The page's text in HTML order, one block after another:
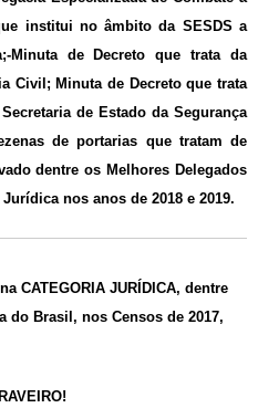
institui no âmbito da SESDS a
Minuta de Decreto que trata da
Civil; Minuta de Decreto que trata
de Estado da Segurança
de portarias que tratam de
dentre os Melhores Delegados
nos anos de 2018 e 2019.
CATEGORIA JURÍDICA, dentre
do Brasil, nos Censos de 2017,